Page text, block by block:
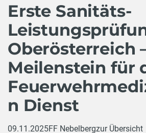
Erste Sanitäts-
Oberösterreich
Meilenstein für
n Dienst
09.11.2025FF Nebelbergzur Übersicht